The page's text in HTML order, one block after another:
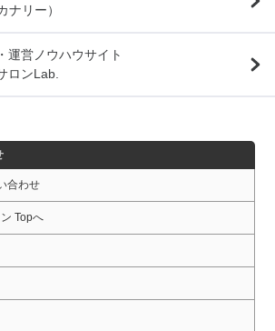
ナリー）
運営ノウハウサイト
ロンLab.
合わせ
Topへ